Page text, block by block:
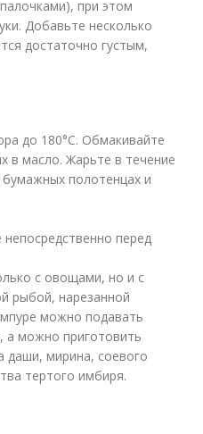
при этом
Добавьте несколько
достаточно густым,
до 180°С. Обмакивайте
в масло. Жарьте в течение
полотенцах и
перед
с овощами, но и с
рыбой, нарезанной
можно подавать
а можно приготовить
даши, мирина, соевого
тертого имбиря.